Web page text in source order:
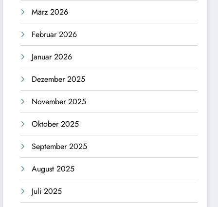
März 2026
Februar 2026
Januar 2026
Dezember 2025
November 2025
Oktober 2025
September 2025
August 2025
Juli 2025